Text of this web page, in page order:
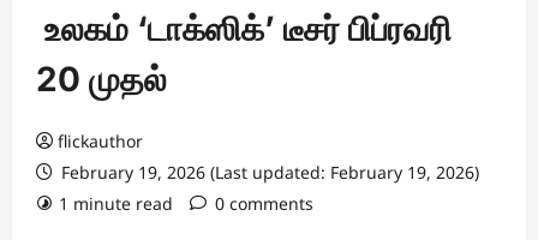
உலகம் ‘டாக்ஸிக்’ டீசர் பிப்ரவரி
20 முதல்
flickauthor
February 19, 2026 (Last updated: February 19, 2026)
1 minute read
0 comments